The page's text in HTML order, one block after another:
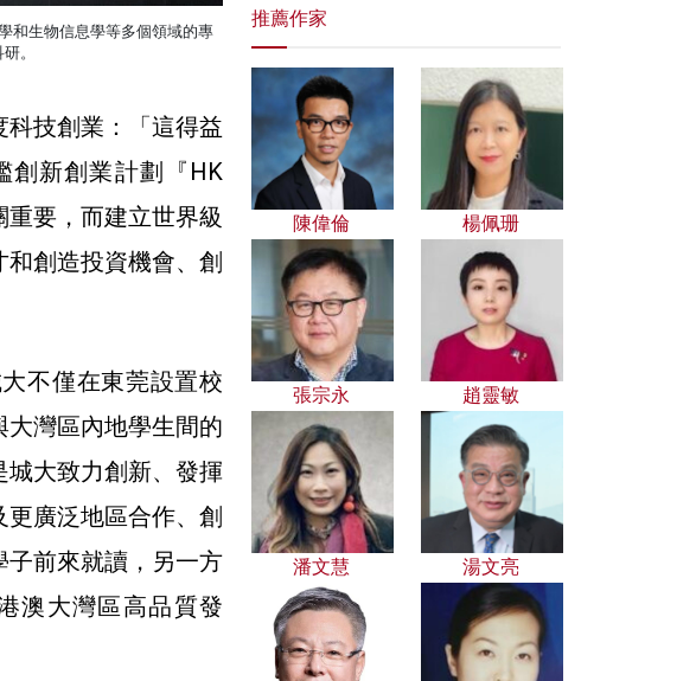
和生物信息學等多個領域的專
。
技創業：「這得益
創新創業計劃『HK
要，而建立世界級
創造投資機會、創
不僅在東莞設置校
灣區內地學生間的
大致力創新、發揮
廣泛地區合作、創
前來就讀，另一方
澳大灣區高品質發
推薦作家
陳偉倫 楊佩珊
張宗永 趙靈敏
潘文慧 湯文亮